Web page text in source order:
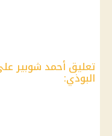
تعليق أحمد شوبير
البوذي: